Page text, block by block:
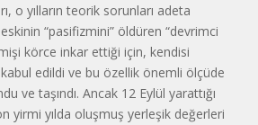
o yılların teorik sorunları adeta
eskinin “pasifizmini” öldüren “devrimci
körce inkar ettiği için, kendisi
kabul edildi ve bu özellik önemli ölçüde
ve taşındı. Ancak 12 Eylül yarattığı
yirmi yılda oluşmuş yerleşik değerleri